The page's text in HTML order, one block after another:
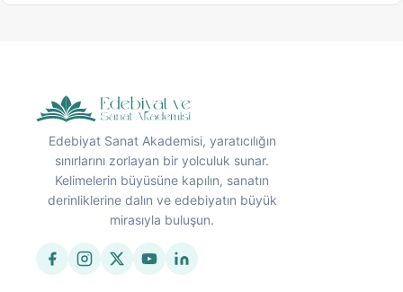
Edebiyat Sanat Akademisi, yaratıcılığın
sınırlarını zorlayan bir yolculuk sunar.
Kelimelerin büyüsüne kapılın, sanatın
derinliklerine dalın ve edebiyatın büyük
mirasıyla buluşun.